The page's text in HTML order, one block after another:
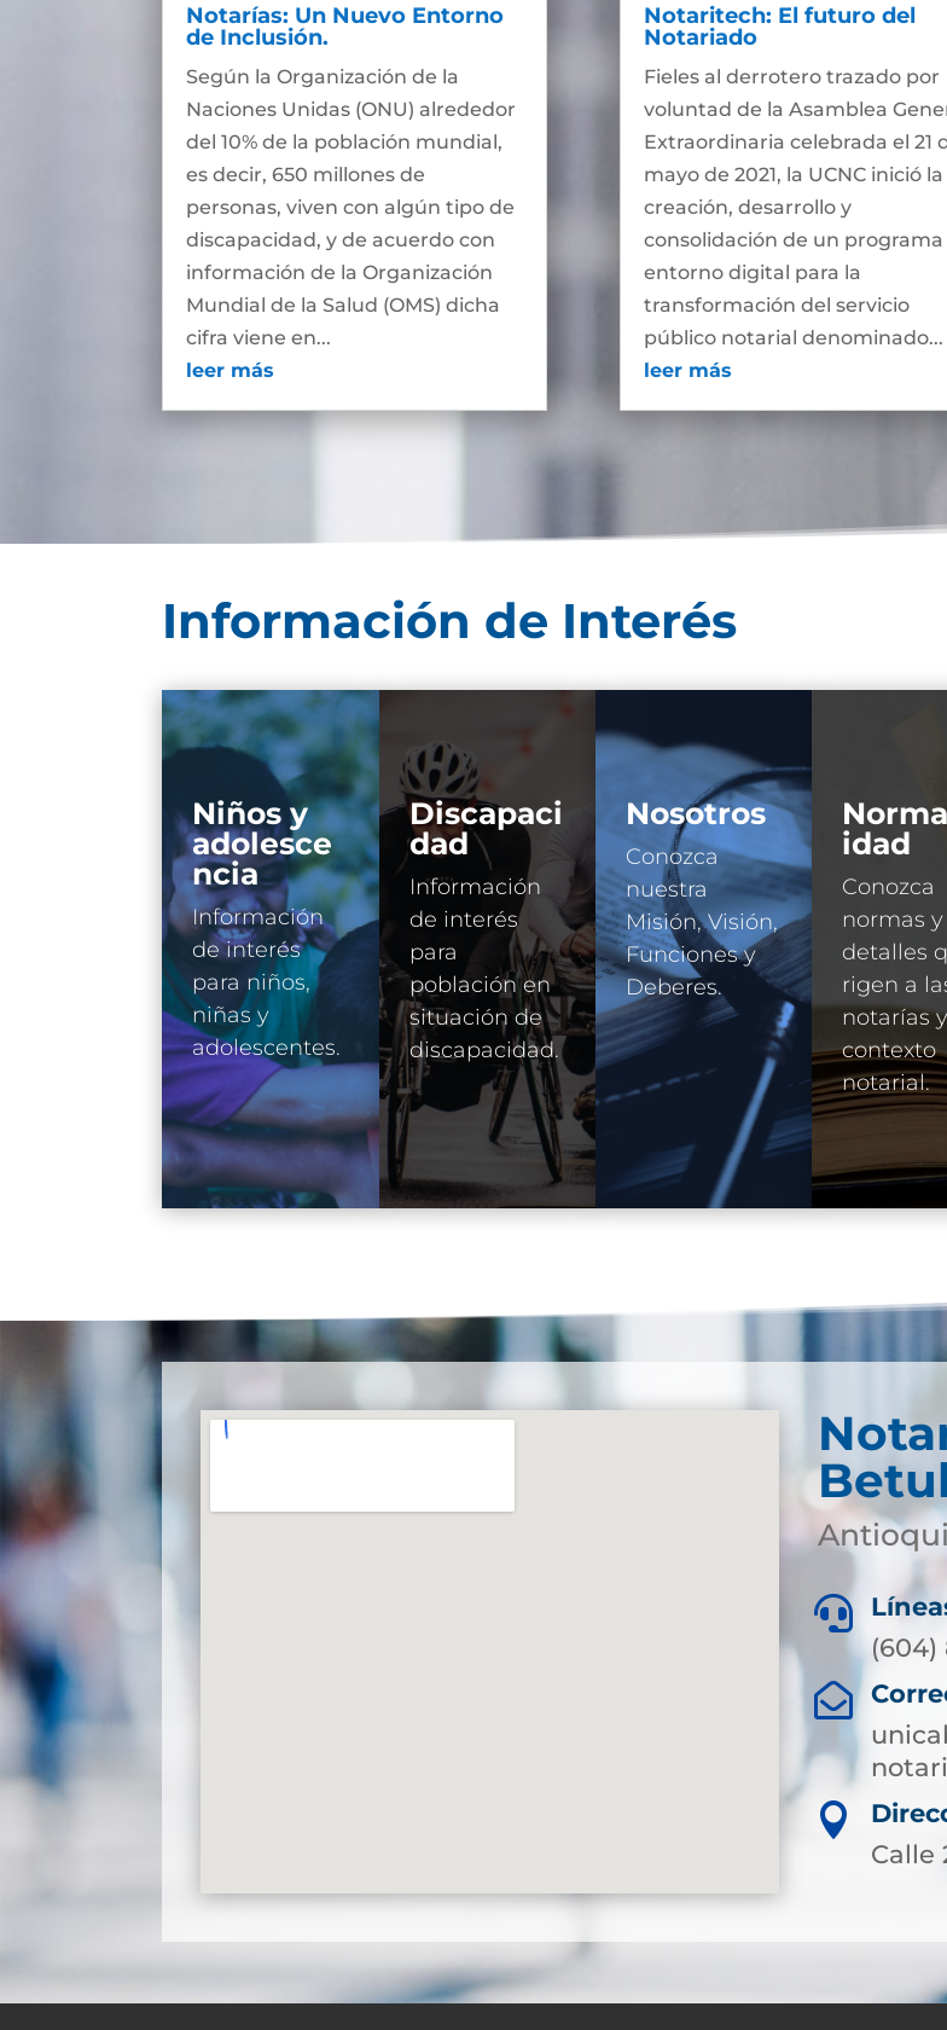
Notarías: Un Nuevo Entorno
de Inclusión.
Según la Organización de la
Naciones Unidas (ONU) alrededor
del 10% de la población mundial,
es decir, 650 millones de
personas, viven con algún tipo de
discapacidad, y de acuerdo con
información de la Organización
Mundial de la Salud (OMS) dicha
cifra viene en...
leer más
Notaritech: El futuro del
Notariado
Fieles al derrotero trazado por
voluntad de la Asamblea
Extraordinaria celebrada el 21
mayo de 2021, la UCNC inició la
creación, desarrollo y
consolidación de un programa
entorno digital para la
transformación del servicio
público notarial denominado...
leer más
Información de Interés
Niños y
adolesce
ncia
Información
de interés
para niños,
niñas y
adolescentes.
Discapaci
dad
Información
de interés
para
población en
situación de
discapacidad.
Nosotros
Conozca
nuestra
Misión, Visión,
Funciones y
Deberes.
idad
Conozca
normas y
detalles
rigen a
notarías
contexto
notarial.

(604)


Calle